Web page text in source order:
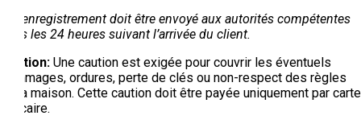
Cet enregistrement doit être envoyé aux autorités compétentes
dans les 24 heures suivant l’arrivée du client.
Caution: Une caution est exigée pour couvrir les éventuels
dommages, ordures, perte de clés ou non-respect des règles
de la maison. Cette caution doit être payée uniquement par carte
bancaire.